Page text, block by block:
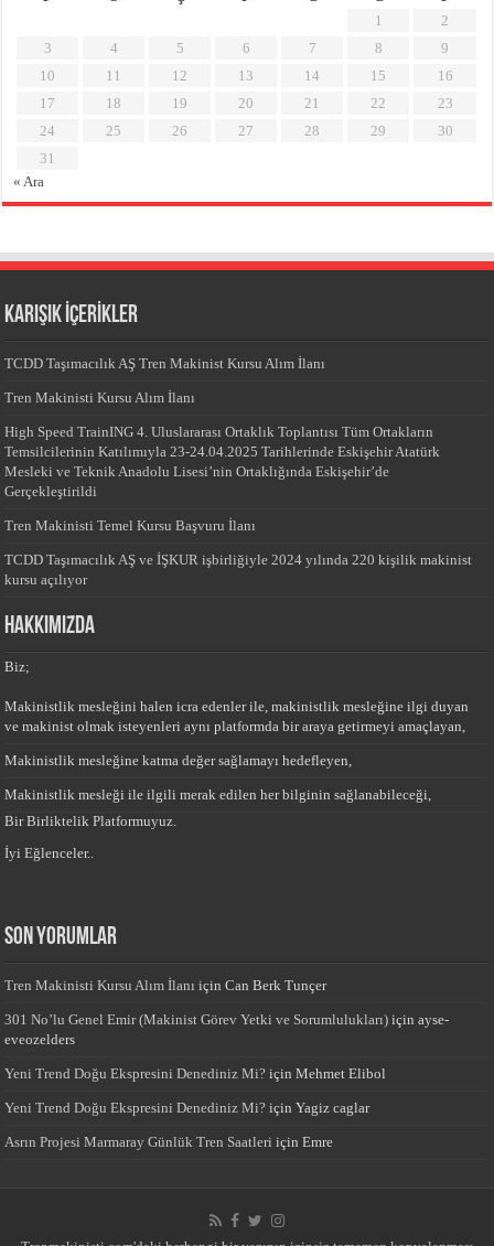
1
2
3
4 5 6 7 8
9
10
11 12 13 14 15
16
17
18 19 20 21 22
23
24
25 26 27 28 29
30
31
« Ara
KARIŞIK İÇERİKLER
TCDD Taşımacılık AŞ Tren Makinist Kursu Alım İlanı
Tren Makinisti Kursu Alım İlanı
High Speed TrainING 4. Uluslararası Ortaklık Toplantısı Tüm Ortakların
Temsilcilerinin Katılımıyla 23-24.04.2025 Tarihlerinde Eskişehir Atatürk
Mesleki ve Teknik Anadolu Lisesi’nin Ortaklığında Eskişehir’de
Gerçekleştirildi
Tren Makinisti Temel Kursu Başvuru İlanı
TCDD Taşımacılık AŞ ve İŞKUR işbirliğiyle 2024 yılında 220 kişilik makinist
kursu açılıyor
HAKKIMIZDA
Biz;
Makinistlik mesleğini halen icra edenler ile, makinistlik mesleğine ilgi duyan
ve makinist olmak isteyenleri aynı platformda bir araya getirmeyi amaçlayan,
Makinistlik mesleğine katma değer sağlamayı hedefleyen,
Makinistlik mesleği ile ilgili merak edilen her bilginin sağlanabileceği,
Bir Birliktelik Platformuyuz.
İyi Eğlenceler..
Son yorumlar
Tren Makinisti Kursu Alım İlanı içinCan Berk Tunçer
301 No’lu Genel Emir (Makinist Görev Yetki ve Sorumlulukları) içinayse-
eveozelders
Yeni Trend Doğu Ekspresini Denediniz Mi? içinMehmet Elibol
Yeni Trend Doğu Ekspresini Denediniz Mi? içinYagiz caglar
Asrın Projesi Marmaray Günlük Tren Saatleri içinEmre